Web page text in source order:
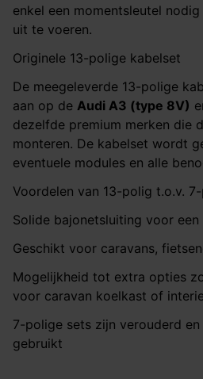
enkel een momentsleutel
uit te voeren.
Originele 13-polige kabelset
De meegeleverde 13-polige
aan op de Audi A3 (type 8V)
dezelfde premium merken die
monteren. De kabelset wordt
eventuele modules en alle
Voordelen van 13-polig t.o.v.
Solide bajonetsluiting voor
Geschikt voor caravans,
Mogelijkheid tot extra opties
voor caravan koelkast of
7-polige sets zijn verouderd
gebruikt